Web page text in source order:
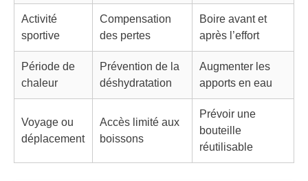
Activité
sportive
Compensation
des pertes
Boire avant et
après l’effort
Période de
chaleur
Prévention de la
déshydratation
Augmenter les
apports en eau
Voyage ou
déplacement
Accès limité aux
boissons
Prévoir une
bouteille
réutilisable